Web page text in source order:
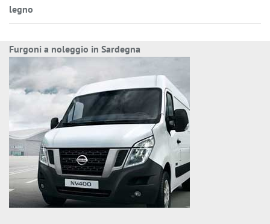
legno
Furgoni a noleggio in Sardegna